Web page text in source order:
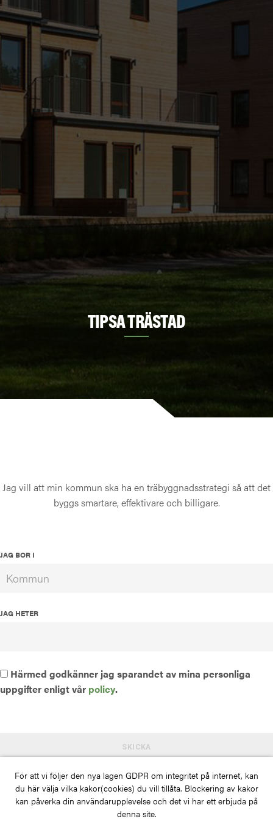
TIPSA TRÄSTAD
Jag vill att min kommun ska ha en träbyggnadsstrategi så att det
byggs smartare, effektivare och billigare.
JAG BOR I
JAG HETER
Härmed godkänner jag sparandet av mina personliga
uppgifter enligt vår policy.
För att vi följer den nya lagen GDPR om integritet på internet, kan
du här välja vilka kakor(cookies) du vill tillåta. Blockering av kakor
kan påverka din användarupplevelse och det vi har ett erbjuda på
denna site.